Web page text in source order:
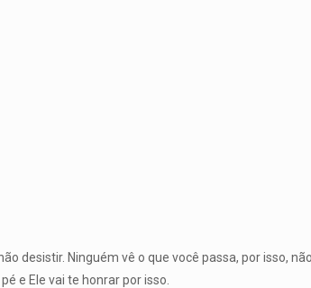
desistir. Ninguém vê o que você passa, por isso,
e Ele vai te honrar por isso.